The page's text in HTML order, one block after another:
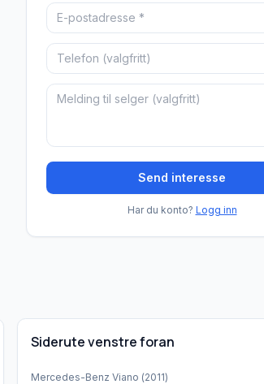
Send interesse
Har du konto? Logg inn
Siderute venstre foran
Mercedes-Benz Viano (2011)